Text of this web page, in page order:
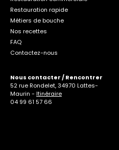
Restauration rapide
Métiers de bouche
Nos recettes
FAQ
Contactez-nous
Nous contacter / Rencontrer
52 rue Rondelet, 34970 Lattes-
Maurin - Itinéraire
04 99 61 57 66